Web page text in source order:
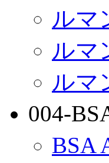
ルマ
ルマ
ルマ
004-
BSA